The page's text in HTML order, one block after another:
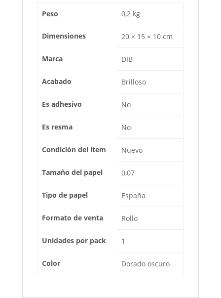
Peso 0,2 kg
Dimensiones 20 × 15 × 10 cm
Marca DIB
Acabado Brilloso
Es adhesivo No
Es resma No
Condición del ítem Nuevo
Tamaño del papel 0,07
Tipo de papel España
Formato de venta Rollo
Unidades por pack 1
Color Dorado oscuro